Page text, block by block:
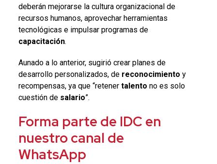
deberán mejorarse la cultura organizacional de
recursos humanos, aprovechar herramientas
tecnológicas e impulsar programas de
capacitación.
Aunado a lo anterior, sugirió crear planes de
desarrollo personalizados, de reconocimiento y
recompensas, ya que “retener talento no es solo
cuestión de salario”.
Forma parte de IDC en
nuestro canal de
WhatsApp